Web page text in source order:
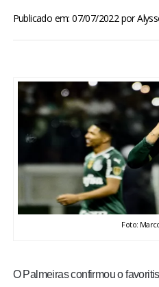
ESPORTES
ENTRETENIMENTO
ENQUETE
TV LPB
Publicado em: 07/07/2022por
Foto:
O Palmeiras confirmou o